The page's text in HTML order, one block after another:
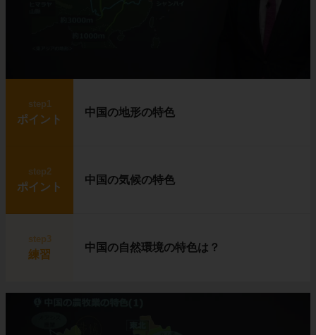
step1
ポイント
中国の地形の特色
step2
ポイント
中国の気候の特色
step3
練習
中国の自然環境の特色は？